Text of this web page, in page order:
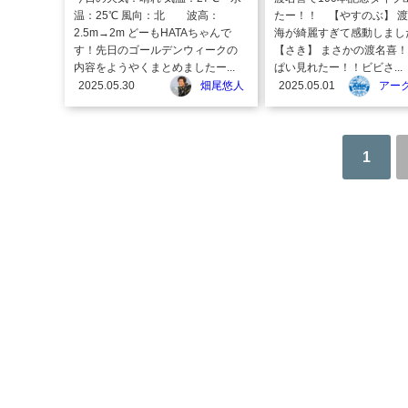
温：25℃ 風向：北 波高：
2.5m→2m どーもHATAちゃんで
す！先日のゴールデンウィークの
内容をようやくまとめましたー...
2025.05.30
畑尾悠人
たー！！ 【やすのぶ】
海が綺麗すぎて感動しま
【さき】 まさかの渡名喜
ぱい見れたー！！ビビさ...
2025.05.01
アー
1